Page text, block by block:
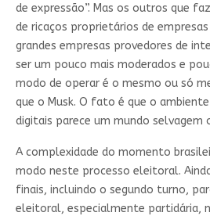
de expressão”. Mas os outros que
de ricaços proprietários de
grandes empresas provedores de
ser um pouco mais moderados e
modo de operar é o mesmo ou só
que o Musk. O fato é que o
digitais parece um mundo selvagem
A complexidade do momento
modo neste processo eleitoral.
finais, incluindo o segundo turno,
eleitoral, especialmente partidária,